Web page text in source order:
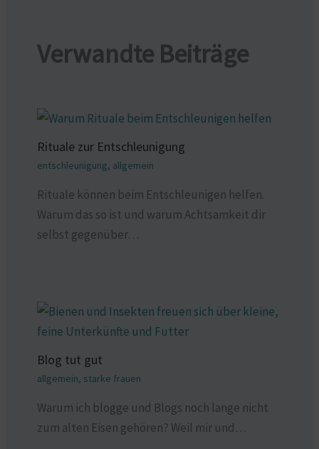
Verwandte Beiträge
Rituale zur Entschleunigung
entschleunigung, allgemein
Rituale können beim Entschleunigen helfen.
Warum das so ist und warum Achtsamkeit dir
selbst gegenüber…
Blog tut gut
allgemein, starke frauen
Warum ich blogge und Blogs noch lange nicht
zum alten Eisen gehören? Weil mir und…